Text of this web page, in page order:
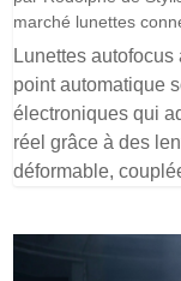
marché lunettes
Lunettes
point automatique
électroniques qui
réel grâce à des
déformable,